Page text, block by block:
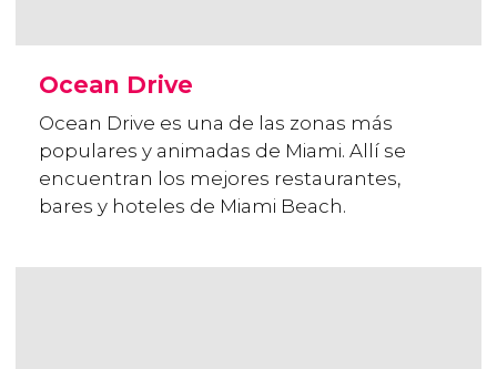
Ocean Drive
Ocean Drive es una de las zonas más
populares y animadas de Miami. Allí se
encuentran los mejores restaurantes,
bares y hoteles de Miami Beach.